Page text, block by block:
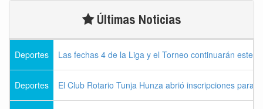
Últimas Noticias
Deportes Las fechas 4 de la Liga y el Torneo continuarán este
Deportes El Club Rotario Tunja Hunza abrió inscripciones para